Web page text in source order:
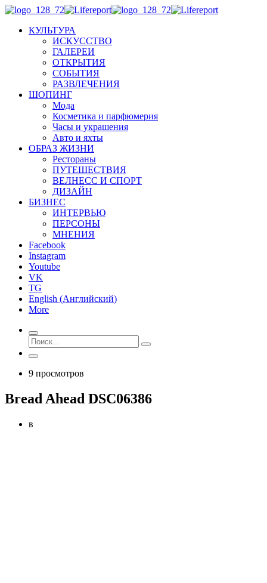
КУЛЬТУРА
ИСКУССТВО
ГАЛЕРЕИ
ОТКРЫТИЯ
СОБЫТИЯ
РАЗВЛЕЧЕНИЯ
ШОПИНГ
Мода
Косметика и парфюмерия
Часы и украшения
Авто и яхты
ОБРАЗ ЖИЗНИ
Рестораны
ПУТЕШЕСТВИЯ
ВЕЛНЕСС И СПОРТ
ДИЗАЙН
БИЗНЕС
ИНТЕРВЬЮ
ПЕРСОНЫ
МНЕНИЯ
Facebook
Instagram
Youtube
VK
TG
English (Английский)
More
9 просмотров
Bread Ahead DSC06386
в